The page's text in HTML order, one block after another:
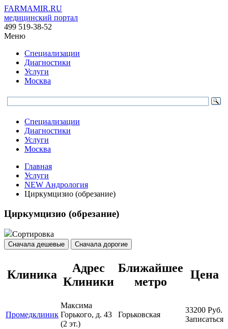
FARMAMIR.RU
медицинский портал
499 519-38-52
Меню
Специализации
Диагностики
Услуги
Москва
Специализации
Диагностики
Услуги
Москва
Главная
Услуги
NEW Андрология
Циркумцизио (обрезание)
Циркумцизио (обрезание)
Сортировка
Сначала дешевые Сначала дорогие
Клиника
Адрес
Клиники
Ближайшее
метро
Цена
Промедклиник
Максима
Горького, д. 43
(2 эт.)
Горьковская
33200 Руб.
Записаться